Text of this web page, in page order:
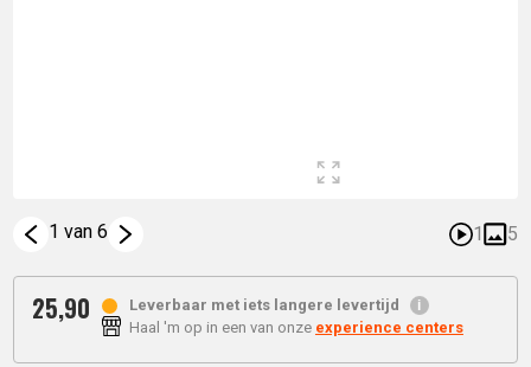
1 van 6 1 5
25,90
Leverbaar met iets langere levertijd
Haal 'm op in een van onze experience centers